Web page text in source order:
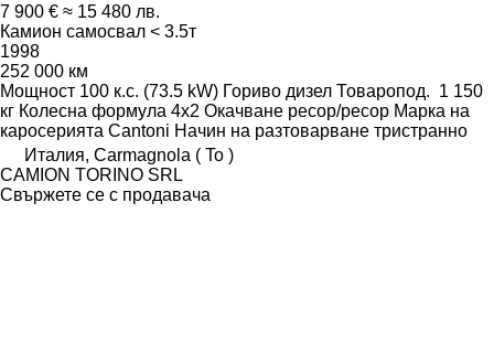
7 900 € ≈ 15 480 лв.
Камион самосвал < 3.5т
1998
252 000 км
Мощност 100 к.с. (73.5 kW) Гориво дизел Товаропод. 1 150
кг Колесна формула 4x2 Окачване ресор/ресор Марка на
каросерията Cantoni Начин на разтоварване тристранно
Италия, Carmagnola ( To )
CAMION TORINO SRL
Свържете се с продавача